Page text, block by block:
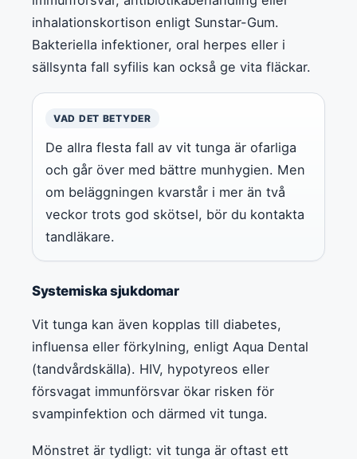
inhalationskortison enligt Sunstar-Gum.
Bakteriella infektioner, oral herpes eller i
sällsynta fall syfilis kan också ge vita fläckar.
VAD DET BETYDER
De allra flesta fall av vit tunga är ofarliga
och går över med bättre munhygien. Men
om beläggningen kvarstår i mer än två
veckor trots god skötsel, bör du kontakta
tandläkare.
Systemiska sjukdomar
Vit tunga kan även kopplas till diabetes,
influensa eller förkylning, enligt Aqua Dental
(tandvårdskälla). HIV, hypotyreos eller
försvagat immunförsvar ökar risken för
svampinfektion och därmed vit tunga.
Mönstret är tydligt: vit tunga är oftast ett